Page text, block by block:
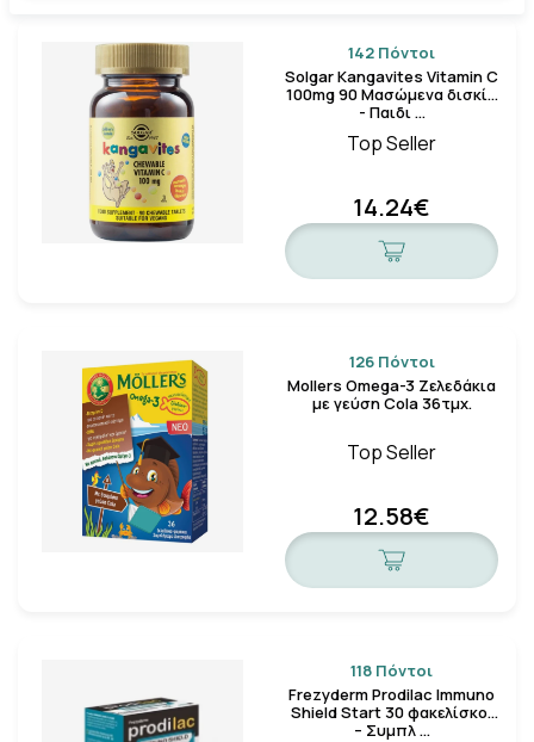
142 Πόντοι
Solgar Kangavites Vitamin C
100mg 90 Μασώμενα δισκία
- Παιδι …
Top Seller
14.24€
126 Πόντοι
Mollers Omega-3 Ζελεδάκια
με γεύση Cola 36τμχ.
Top Seller
12.58€
118 Πόντοι
Frezyderm Prodilac Immuno
Shield Start 30 φακελίσκοι
– Συμπλ …